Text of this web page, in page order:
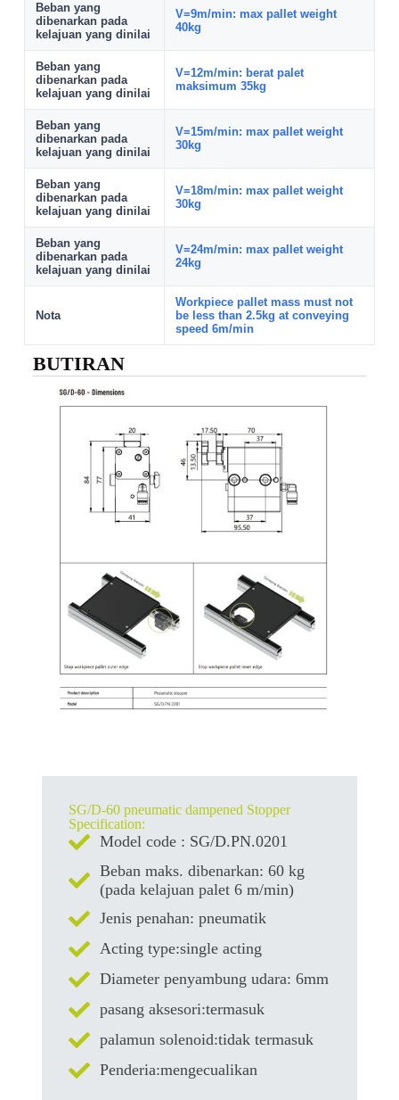
Beban yang
dibenarkan pada
kelajuan yang dinilai
V=9m/min: max pallet weight
40kg
Beban yang
dibenarkan pada
kelajuan yang dinilai
V=12m/min: berat palet
maksimum 35kg
Beban yang
dibenarkan pada
kelajuan yang dinilai
V=15m/min: max pallet weight
30kg
Beban yang
dibenarkan pada
kelajuan yang dinilai
V=18m/min: max pallet weight
30kg
Beban yang
dibenarkan pada
kelajuan yang dinilai
V=24m/min: max pallet weight
24kg
Nota
Workpiece pallet mass must not
be less than 2.5kg at conveying
speed 6m/min
BUTIRAN
SG/D-60 pneumatic dampened Stopper
Specification:
Model code : SG/D.PN.0201
Beban maks. dibenarkan: 60 kg
(pada kelajuan palet 6 m/min)
Jenis penahan: pneumatik
Acting type:single acting
Diameter penyambung udara: 6mm
pasang aksesori:termasuk
palamun solenoid:tidak termasuk
Penderia:mengecualikan